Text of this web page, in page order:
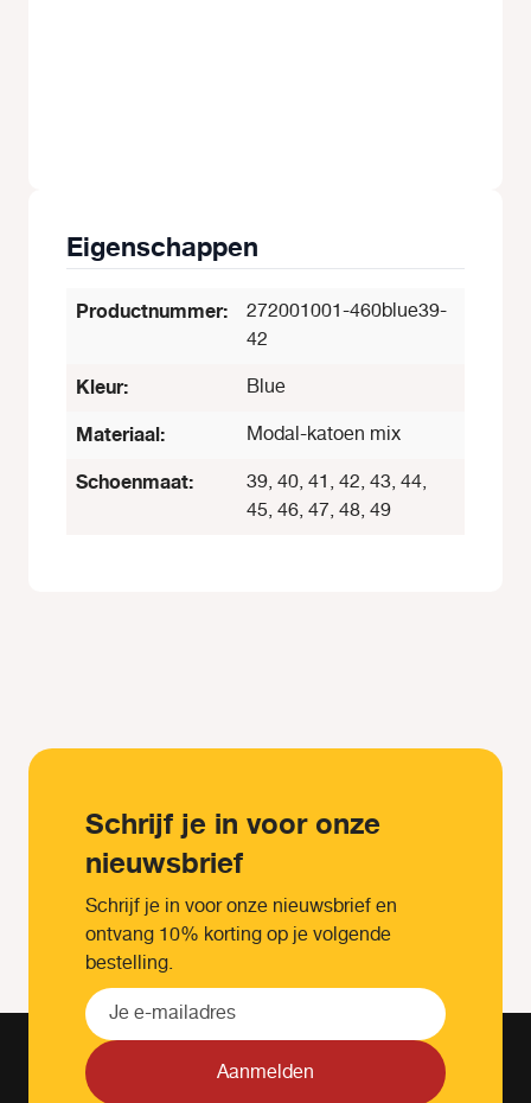
Eigenschappen
Productnummer:
272001001-460blue39-
42
Kleur: Blue
Materiaal: Modal-katoen mix
Schoenmaat:
39, 40, 41, 42, 43, 44,
45, 46, 47, 48, 49
Schrijf je in voor onze
nieuwsbrief
Schrijf je in voor onze nieuwsbrief en
ontvang 10% korting op je volgende
bestelling.
Aanmelden